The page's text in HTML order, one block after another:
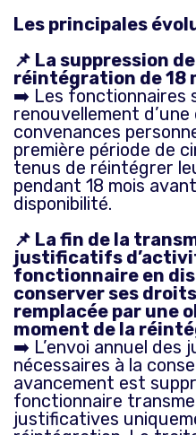
Les principales
📌 La suppression
réintégration de 18
➡️ Les fonctionnaires
renouvellement
convenances
première période de
tenus de réintégrer
pendant 18 mois
disponibilité.
📌 La fin de la
justificatifs
fonctionnaire en
conserver ses
remplacée par une
moment de la
➡️ L’envoi annuel
nécessaires à la
avancement est
fonctionnaire
justificatives